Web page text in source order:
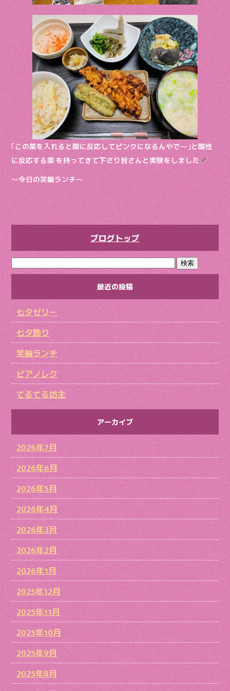
｢この薬を入れると酸に反応してピンクになるんやで〜｣と酸性
に反応する薬 を持ってきて下さり皆さんと実験をしました
〜今日の笑輪ランチ〜
ブログトップ
最近の投稿
七夕ゼリー
七夕飾り
笑輪ランチ
ピアノレク
てるてる坊主
アーカイブ
2026年7月
2026年6月
2026年5月
2026年4月
2026年3月
2026年2月
2026年1月
2025年12月
2025年11月
2025年10月
2025年9月
2025年8月